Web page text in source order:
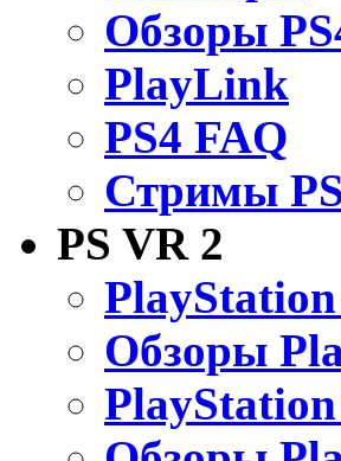
Обзоры
PlayLink
PS4 FAQ
Стримы
PS VR 2
Обзоры